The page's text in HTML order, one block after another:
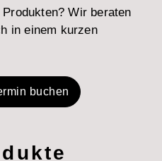
Wir beraten
in einem kurzen
buchen